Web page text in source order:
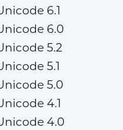
6.1
6.0
5.2
5.1
5.0
4.1
4.0